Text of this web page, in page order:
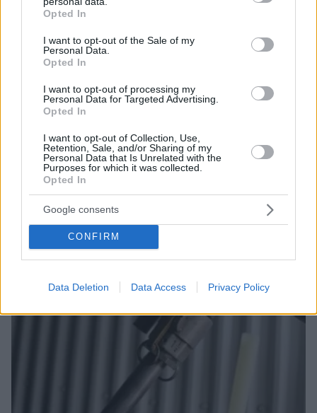
grant or deny consent to Google and its third-party tags to
use your data for below specified purposes in below Google
consent section.
Opted In
I want to opt-out of the Sale of my
Personal Data.
Opted In
I want to opt-out of processing my
Personal Data for Targeted Advertising.
Opted In
I want to opt-out of Collection, Use,
Retention, Sale, and/or Sharing of my
Personal Data that Is Unrelated with the
Purposes for which it was collected.
Opted In
Google consents
CONFIRM
Data Deletion Data Access Privacy Policy
«Πρεμιέρα» την Παρασκευή για το επίδομα θέρμανσης - Οι
προβλέψεις για τις τιμές